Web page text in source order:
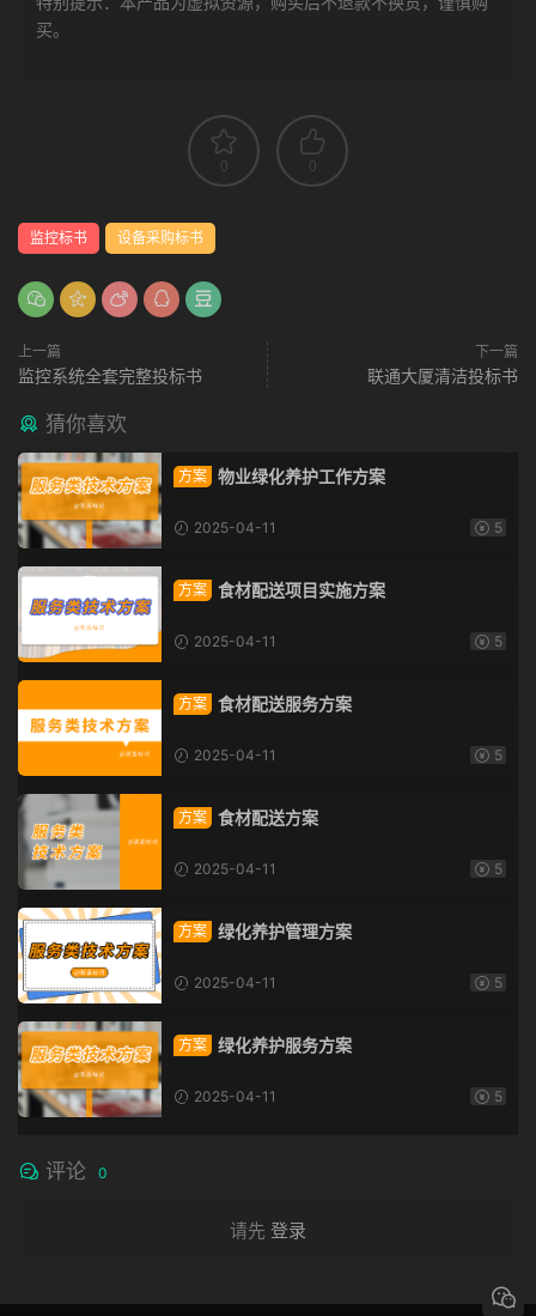
买。
0 0
监控标书 设备采购标书
上一篇
监控系统全套完整投标书
下一篇
联通大厦清洁投标书
猜你喜欢
方案 物业绿化养护工作方案
2025-04-11 5
方案 食材配送项目实施方案
2025-04-11 5
方案 食材配送服务方案
2025-04-11 5
方案 食材配送方案
2025-04-11 5
方案 绿化养护管理方案
2025-04-11 5
方案 绿化养护服务方案
2025-04-11 5
评论 0
请先 登录